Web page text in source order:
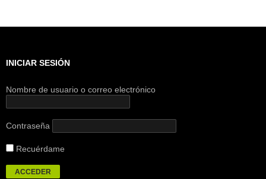
INICIAR SESIÓN
Nombre de usuario o correo electrónico
Contraseña
Recuérdame